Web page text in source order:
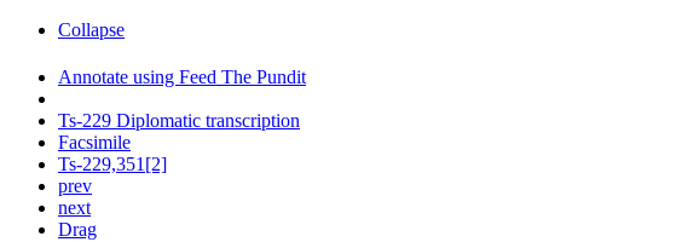
Collapse
Annotate using Feed The Pundit
Ts-229 Diplomatic transcription
Facsimile
Ts-229,351[2]
prev
next
Drag